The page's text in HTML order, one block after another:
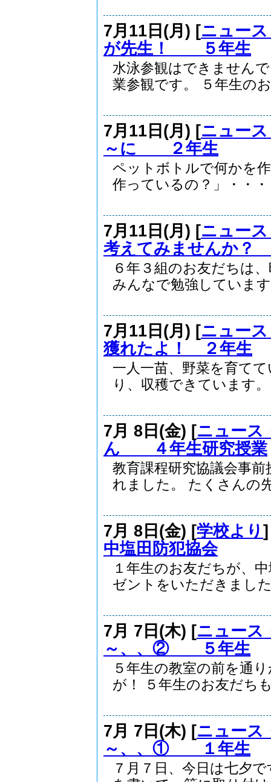
7月11日(月) [ニュー
が先生！ ５年生
水泳参観はできません
業参観です。 ５年生の
7月11日(月) [ニュー
～に ２年生
ペットボトルで何かを
作っているの？」・・・
7月11日(月) [ニュー
考えてみませんか
６年３組のお友だちは
みんなで勉強していま
7月11日(月) [ニュー
獲れたよ！ ２年生
一人一苗、野菜を育て
り、収穫できています
7月 8日(金) [ニュース
ん ４年生研究授業
教育課程研究協議会事
れました。 たくさんの
7月 8日(金) [学校より
中塩田防犯協会
１年生のお友だちが、
ゼントをいただきまし
7月 7日(木) [ニュース
～、、② ５年生
５年生の教室の前を通
が！ ５年生のお友だち
7月 7日(木) [ニュース
～、、① １年生
７月７日、今日は七夕